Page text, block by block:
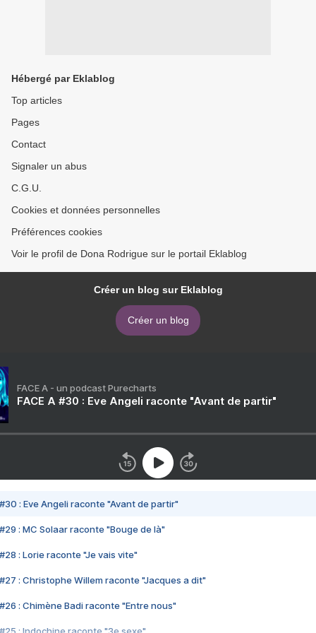
Hébergé par Eklablog
Top articles
Pages
Contact
Signaler un abus
C.G.U.
Cookies et données personnelles
Préférences cookies
Voir le profil de Dona Rodrigue sur le portail Eklablog
Créer un blog sur Eklablog
Créer un blog
FACE A - un podcast Purecharts
FACE A #30 : Eve Angeli raconte "Avant de partir"
#30 : Eve Angeli raconte "Avant de partir"
#29 : MC Solaar raconte "Bouge de là"
#28 : Lorie raconte "Je vais vite"
#27 : Christophe Willem raconte "Jacques a dit"
#26 : Chimène Badi raconte "Entre nous"